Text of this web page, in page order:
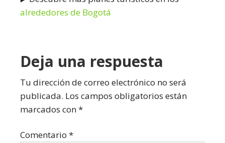
alrededores de Bogotá
Interacciones
con
los
lectores
Deja una respuesta
Tu dirección de correo electrónico no será
publicada. Los campos obligatorios están
marcados con*
Comentario *